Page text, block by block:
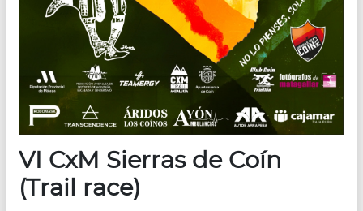
VI CxM Sierras de Coín
(Trail race)